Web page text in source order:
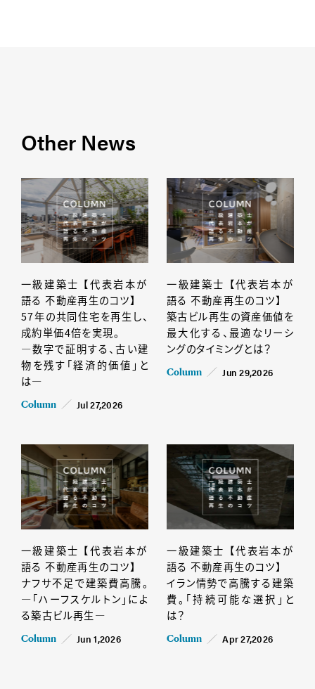
Other News
一級建築士 【代表岩本が
語る 不動産再生のコツ】
57年の共同住宅を再生し、
成約単価4倍を実現。
―数字で証明する、古い建
物を残す「経済的価値」と
は―
Column Jul 27,2026
一級建築士 【代表岩本が
語る 不動産再生のコツ】
築古ビル再生の資産価値を
最大化する、最適なリーシ
ングのタイミングとは？
Column Jun 29,2026
一級建築士 【代表岩本が
語る 不動産再生のコツ】
ナフサ不足で建築費高騰。
―「ハーフスケルトン」によ
る築古ビル再生―
Column Jun 1,2026
一級建築士 【代表岩本が
語る 不動産再生のコツ】
イラン情勢で高騰する建築
費。「持続可能な選択」と
は？
Column Apr 27,2026